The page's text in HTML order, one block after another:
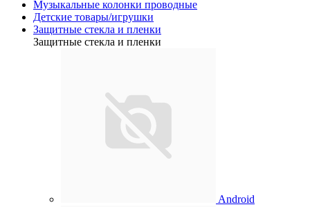
Музыкальные колонки проводные
Детские товары/игрушки
Защитные стекла и пленки
Защитные стекла и пленки
Android